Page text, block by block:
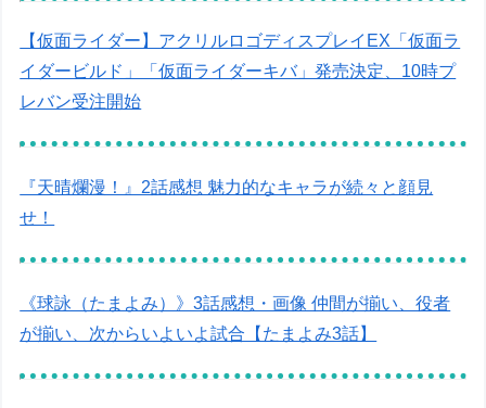
【仮面ライダー】アクリルロゴディスプレイEX「仮面ラ
イダービルド」「仮面ライダーキバ」発売決定、10時プ
レバン受注開始
『天晴爛漫！』2話感想 魅力的なキャラが続々と顔見
せ！
《球詠（たまよみ）》3話感想・画像 仲間が揃い、役者
が揃い、次からいよいよ試合【たまよみ3話】